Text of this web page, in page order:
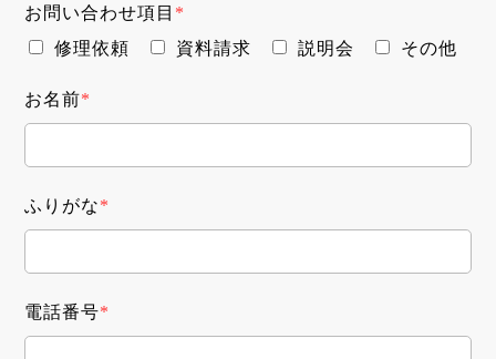
お問い合わせ項目 *
修理依頼
資料請求 説明会 その他
お名前*
ふりがな*
電話番号*